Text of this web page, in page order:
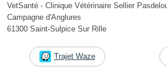
VetSanté - Clinique Vétérinaire Sellier
Campagne d'Anglures
61300 Saint-Sulpice Sur Rille
Trajet Waze